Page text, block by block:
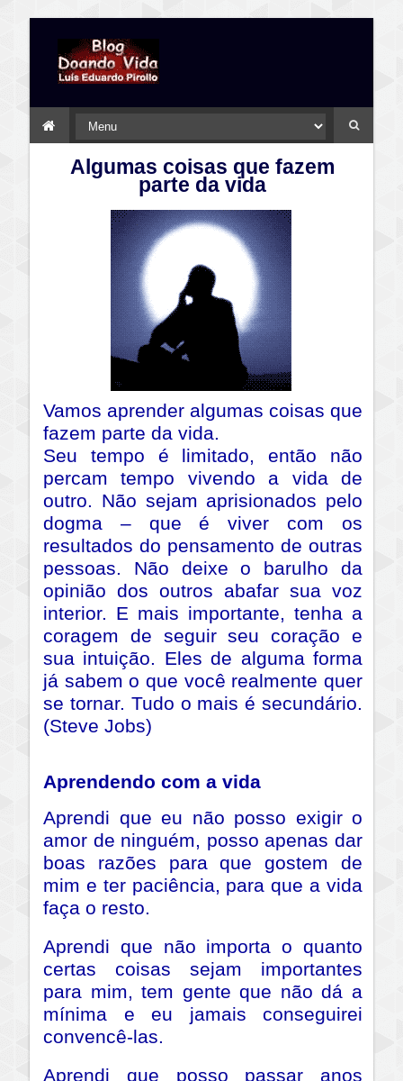
Algumas coisas que fazem
parte da vida
Vamos aprender algumas coisas que
fazem parte da vida.
Seu tempo é limitado, então não
percam tempo vivendo a vida de
outro. Não sejam aprisionados pelo
dogma – que é viver com os
resultados do pensamento de outras
pessoas. Não deixe o barulho da
opinião dos outros abafar sua voz
interior. E mais importante, tenha a
coragem de seguir seu coração e
sua intuição. Eles de alguma forma
já sabem o que você realmente quer
se tornar. Tudo o mais é secundário.
(Steve Jobs)
Aprendendo com a vida
Aprendi que eu não posso exigir o
amor de ninguém, posso apenas dar
boas razões para que gostem de
mim e ter paciência, para que a vida
faça o resto.
Aprendi que não importa o quanto
certas coisas sejam importantes
para mim, tem gente que não dá a
mínima e eu jamais conseguirei
convencê-las.
Aprendi que posso passar anos